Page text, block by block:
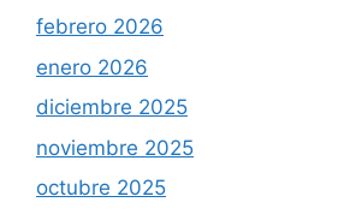
febrero 2026
enero 2026
diciembre 2025
noviembre 2025
octubre 2025